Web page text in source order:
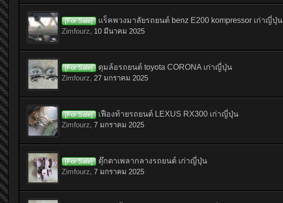
[For Sale]
แร็คพวงมาลัยรถยนต์ benz E200 kompressor เก่าญี่ปุ่น
Zimfourz, 10 มีนาคม 2025
[For Sale]
ดุมล้อรถยนต์ toyota CORONA เก่าญี่ปุ่น
Zimfourz, 27 มกราคม 2025
[For Sale]
เฟืองท้ายรถยนต์ LEXUS RX300 เก่าญี่ปุ่น
Zimfourz, 7 มกราคม 2025
[For Sale]
ตุ๊กตาเพลากลางรถยนต์ เก่าญี่ปุ่น
Zimfourz, 7 มกราคม 2025